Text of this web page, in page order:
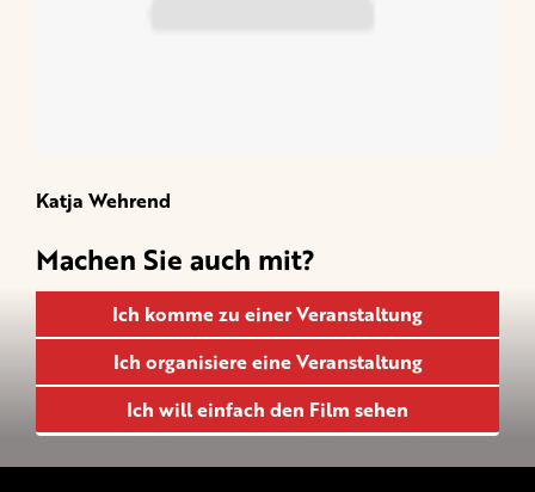
Katja Wehrend
Machen Sie auch mit?
Ich komme zu einer Veranstaltung
Ich organisiere eine Veranstaltung
Ich will einfach den Film sehen